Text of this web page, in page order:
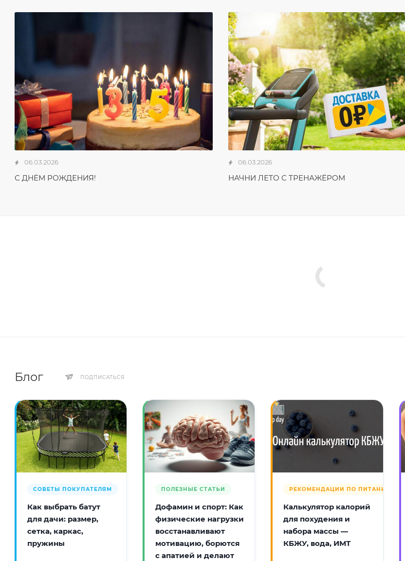
06.03.2026
С ДНЁМ РОЖДЕНИЯ!
06.03.2026
НАЧНИ ЛЕТО С ТРЕНАЖЁРОМ
Блог ПОДПИСАТЬСЯ
СОВЕТЫ ПОКУПАТЕЛЯМ
Как выбрать батут
для дачи: размер,
сетка, каркас,
пружины
ПОЛЕЗНЫЕ СТАТЬИ
Дофамин и спорт: Как
физические нагрузки
восстанавливают
мотивацию, борются
с апатией и делают
РЕКОМЕНДАЦИИ ПО ПИТАНИЮ
Калькулятор калорий
для похудения и
набора массы —
КБЖУ, вода, ИМТ